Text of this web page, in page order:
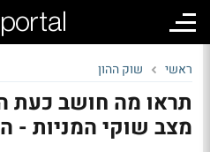
ראשי שוק ההון
תראו מה חושב כעת
מצב שוקי המניות -